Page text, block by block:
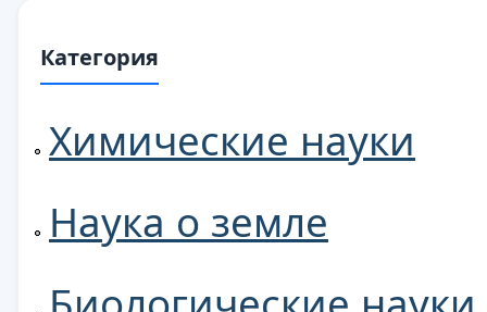
Категория
Химические науки
Наука о земле